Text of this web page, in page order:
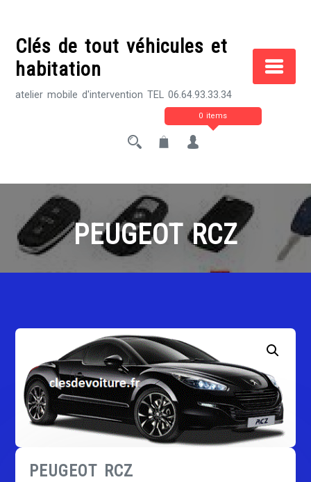
contentClés de tout véhicules et
habitation
atelier mobile d'intervention TEL 06.64.93.33.34
0 items
PEUGEOT RCZ
PEUGEOT RCZ